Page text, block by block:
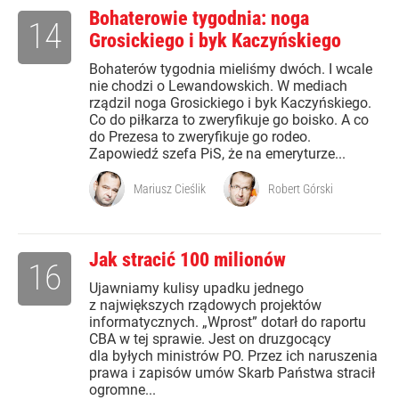
Bohaterowie tygodnia: noga
Grosickiego i byk Kaczyńskiego
Bohaterów tygodnia mieliśmy dwóch. I wcale
nie chodzi o Lewandowskich. W mediach
rządzil noga Grosickiego i byk Kaczyńskiego.
Co do piłkarza to zweryfikuje go boisko. A co
do Prezesa to zweryfikuje go rodeo.
Zapowiedź szefa PiS, że na emeryturze...
14
Mariusz Cieślik Robert Górski
Jak stracić 100 milionów
Ujawniamy kulisy upadku jednego
z największych rządowych projektów
informatycznych. „Wprost” dotarł do raportu
CBA w tej sprawie. Jest on druzgocący
dla byłych ministrów PO. Przez ich naruszenia
prawa i zapisów umów Skarb Państwa stracił
ogromne...
16